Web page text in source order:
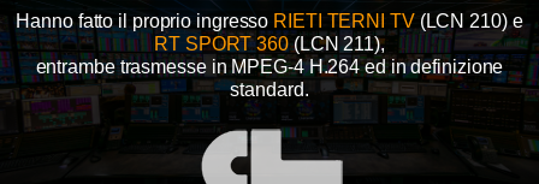
Hanno fatto il proprio ingresso RIETI TERNI TV(LCN 210) e
RT SPORT 360(LCN 211),
entrambe trasmesse in MPEG-4 H.264 ed in definizione
standard.